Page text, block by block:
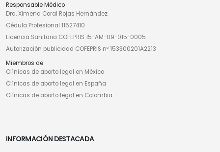
Responsable Médico
Dra. Ximena Coral Rojas Hernández
Cédula Profesional 11527410
Licencia Sanitaria COFEPRIS 15-AM-09-015-0005
Autorización publicidad COFEPRIS nº 153300201A2213
Miembros de
Clínicas de aborto legal en México
Clínicas de aborto legal en España
Clínicas de aborto legal en Colombia
INFORMACIÓN DESTACADA